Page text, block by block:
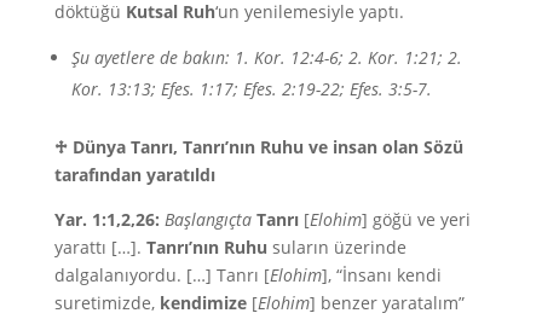
döktüğü Kutsal Ruh‘un yenilemesiyle yaptı.
Şu ayetlere de bakın: 1. Kor. 12:4-6; 2. Kor. 1:21; 2.
Kor. 13:13; Efes. 1:17; Efes. 2:19-22; Efes. 3:5-7.
♱ Dünya Tanrı, Tanrı’nın Ruhu ve insan olan Sözü
tarafından yaratıldı
Yar. 1:1,2,26: Başlangıçta Tanrı[Elohim] göğü ve yeri
yarattı […]. Tanrı’nın Ruhu suların üzerinde
dalgalanıyordu. […] Tanrı [Elohim], “İnsanı kendi
suretimizde, kendimize[Elohim] benzer yaratalım”